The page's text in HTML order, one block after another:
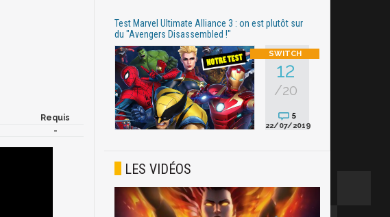
Requis
-
Test Marvel Ultimate Alliance 3 : on est plutôt sur
du "Avengers Disassembled !"
12
/20
5
22/07/2019
LES VIDÉOS